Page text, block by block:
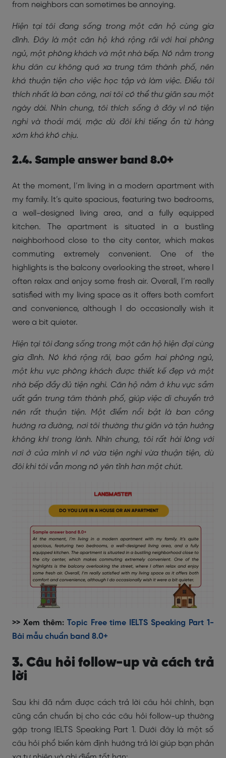
from neighbors can sometimes be annoying.
Hiện tại tôi đang sống trong một căn hộ cùng gia
đình. Đây là một căn hộ khá rộng rãi với hai phòng
ngủ, một phòng khách và một nhà bếp. Nó nằm trong
khu dân cư không quá xa trung tâm thành phố, nên
khá thuận tiện cho việc học tập và làm việc. Điều tôi
thích nhất là ban công, nơi tôi có thể thư giãn sau một
ngày dài. Nhìn chung, tôi thích sống ở đây vì nó tiện
nghi và thoải mái, mặc dù đôi khi tiếng ồn từ hàng
xóm khá khó chịu.
2.4. Sample answer band 8.0+
At the moment, I’m living in a modern apartment with
my family. It’s quite spacious, featuring two bedrooms,
a well-designed living area, and a fully equipped
kitchen. The apartment is situated in a bustling
neighborhood close to the city center, which makes
commuting extremely convenient. One of the
highlights is the balcony overlooking the street, where I
often relax and enjoy some fresh air. Overall, I’m really
satisfied with my living space as it offers both comfort
and convenience, although I do occasionally wish it
were a bit quieter.
Hiện tại tôi đang sống trong một căn hộ hiện đại cùng
gia đình. Nó khá rộng rãi, bao gồm hai phòng ngủ,
một khu vực phòng khách được thiết kế đẹp và một
nhà bếp đầy đủ tiện nghi. Căn hộ nằm ở khu vực sầm
uất gần trung tâm thành phố, giúp việc di chuyển trở
nên rất thuận tiện. Một điểm nổi bật là ban công
hướng ra đường, nơi tôi thường thư giãn và tận hưởng
không khí trong lành. Nhìn chung, tôi rất hài lòng với
nơi ở của mình vì nó vừa tiện nghi vừa thuận tiện, dù
đôi khi tôi vẫn mong nó yên tĩnh hơn một chút.
>> Xem thêm: Topic Free time IELTS Speaking Part 1-
Bài mẫu chuẩn band 8.0+
3. Câu hỏi follow-up và cách trả
lời
Sau khi đã nắm được cách trả lời câu hỏi chính, bạn
cũng cần chuẩn bị cho các câu hỏi follow-up thường
gặp trong IELTS Speaking Part 1. Dưới đây là một số
câu hỏi phổ biến kèm định hướng trả lời giúp bạn phản